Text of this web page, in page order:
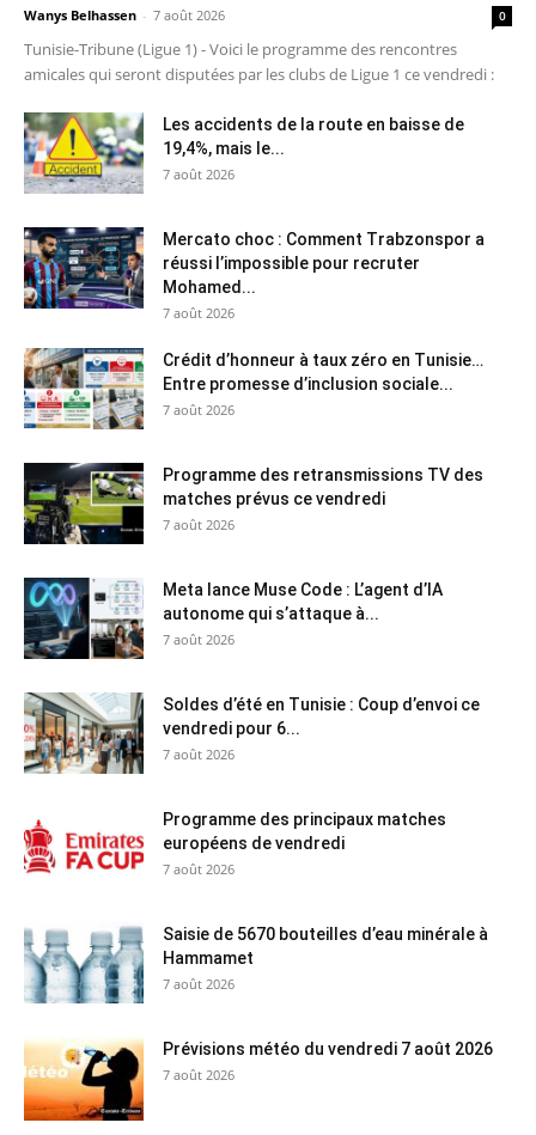
Wanys Belhassen - 7 août 2026 0
Tunisie-Tribune (Ligue 1) - Voici le programme des rencontres
amicales qui seront disputées par les clubs de Ligue 1 ce vendredi :
Les accidents de la route en baisse de
19,4%, mais le...
7 août 2026
Mercato choc : Comment Trabzonspor a
réussi l’impossible pour recruter
Mohamed...
7 août 2026
Crédit d’honneur à taux zéro en Tunisie…
Entre promesse d’inclusion sociale...
7 août 2026
Programme des retransmissions TV des
matches prévus ce vendredi
7 août 2026
Meta lance Muse Code : L’agent d’IA
autonome qui s’attaque à...
7 août 2026
Soldes d’été en Tunisie : Coup d’envoi ce
vendredi pour 6...
7 août 2026
Programme des principaux matches
européens de vendredi
7 août 2026
Saisie de 5670 bouteilles d’eau minérale à
Hammamet
7 août 2026
Prévisions météo du vendredi 7 août 2026
7 août 2026